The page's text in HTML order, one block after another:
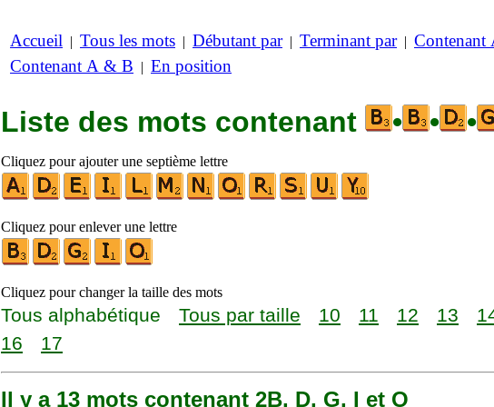
Accueil | Tous les mots | Débutant par| Terminant par| Contenant
Contenant A & B | En position
Liste des mots contenant • • •
Cliquez pour ajouter une septième lettre
Cliquez pour enlever une lettre
Cliquez pour changer la taille des mots
Tous alphabétique Tous par taille 10 11 12 13
16
17
Il y a 13 mots contenant 2B, D, G, I et O